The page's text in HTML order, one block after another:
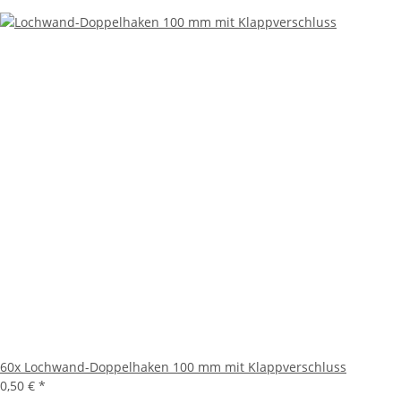
60x Lochwand-Doppelhaken 100 mm mit Klappverschluss
0,50 € *